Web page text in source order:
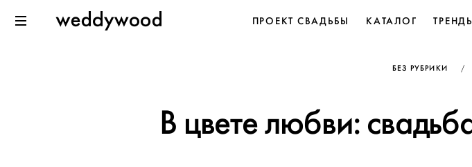
к содержанию
WeddywoodПРОЕКТ СВАДЬБЫ КАТАЛОГ
БЕЗ РУБРИКИ /
В цвете любви: